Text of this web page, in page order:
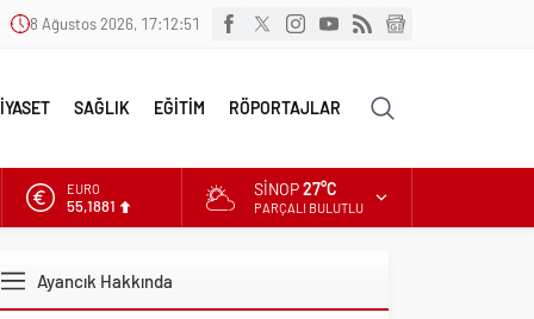
8 Ağustos 2026, 17:12:53
SAĞLIK EĞİTİM RÖPORTAJLAR
ALTIN
6.660,55
EURO
SINOP27°C
PARÇALI BULUTLU
Ayancık Hakkında